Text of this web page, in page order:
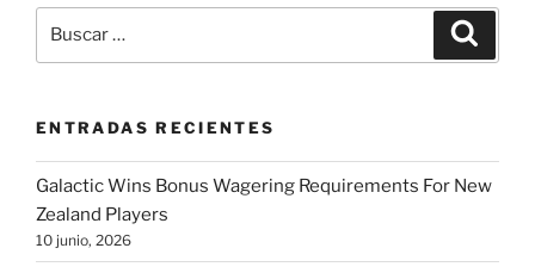
por:
ENTRADAS RECIENTES
Galactic Wins Bonus Wagering Requirements For New
Zealand Players
10 junio, 2026